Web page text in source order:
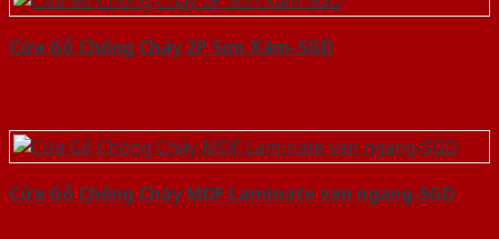
Cửa Gỗ Chống Cháy 2P Sơn Xám-SGD
Cửa Gỗ Chống Cháy MDF Laminate van ngang-SGD